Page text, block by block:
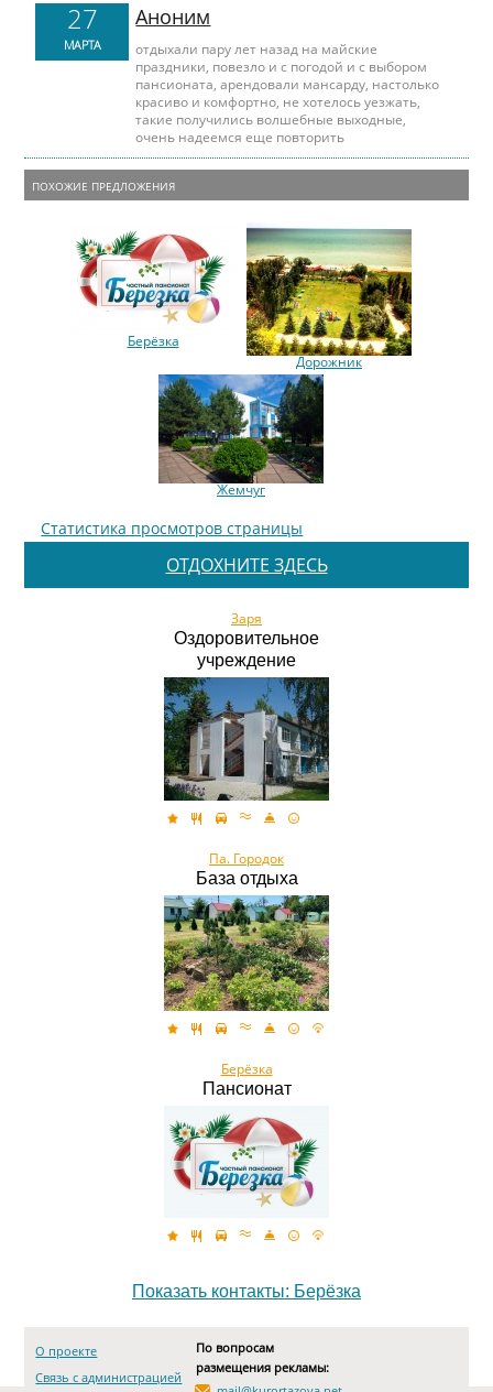
27
МАРТА
Аноним
отдыхали пару лет назад на майские
праздники, повезло и с погодой и с выбором
пансионата, арендовали мансарду, настолько
красиво и комфортно, не хотелось уезжать,
такие получились волшебные выходные,
очень надеемся еще повторить
ПОХОЖИЕ ПРЕДЛОЖЕНИЯ
Берёзка
Дорожник
Жемчуг
Статистика просмотров страницы
ОТДОХНИТЕ ЗДЕСЬ
Заря
Оздоровительное
учреждение
Па. Городок
База отдыха
Берёзка
Пансионат
Показать контакты: Берёзка
О проекте
Связь с администрацией
По вопросам
размещения рекламы: